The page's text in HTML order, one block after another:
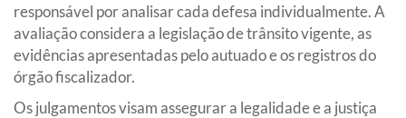
responsável por analisar cada defesa individualmente. A
avaliação considera a legislação de trânsito vigente, as
evidências apresentadas pelo autuado e os registros do
órgão fiscalizador.
Os julgamentos visam assegurar a legalidade e a justiça